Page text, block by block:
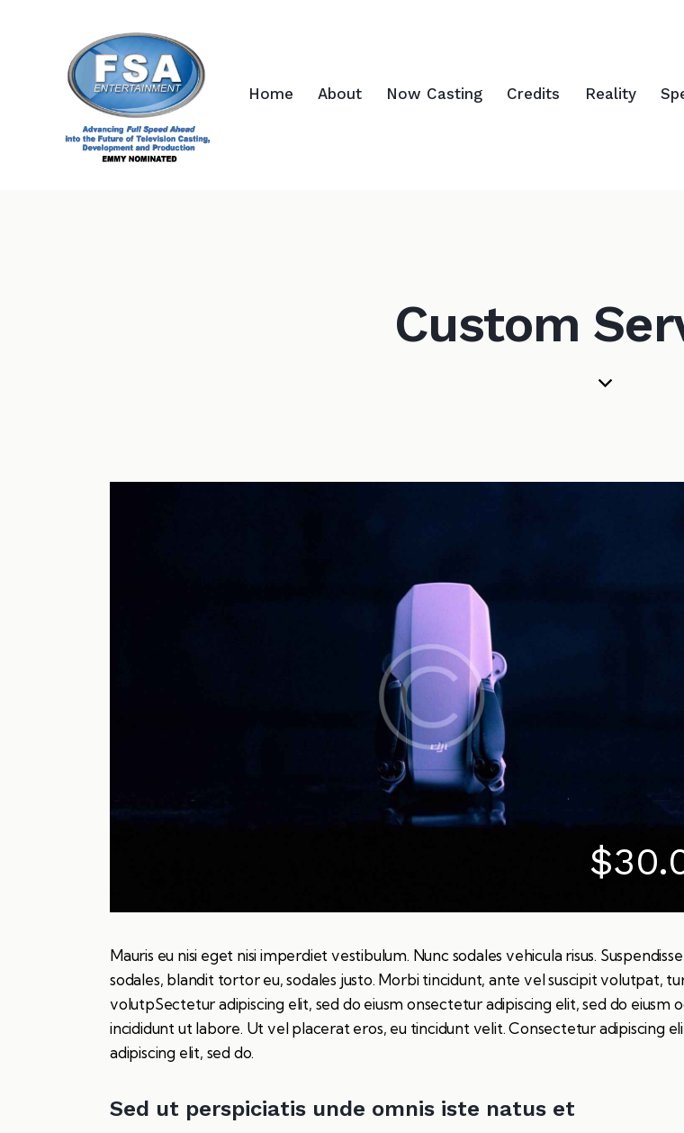
Home About Now Casting Credits Reality
Custom
Mauris eu nisi eget nisi imperdiet vestibulum. Nunc sodales vehicula risus.
sodales, blandit tortor eu, sodales justo. Morbi tincidunt, ante vel suscipit volutpat,
volutpSectetur adipiscing elit, sed do eiusm onsectetur adipiscing elit, sed do eiusm
incididunt ut labore. Ut vel placerat eros, eu tincidunt velit. Consectetur adipiscing
adipiscing elit, sed do.
Sed ut perspiciatis unde omnis iste natus et